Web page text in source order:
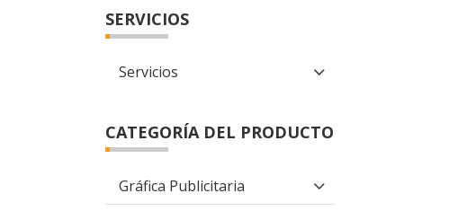
SERVICIOS
Servicios
CATEGORÍA DEL PRODUCTO
Gráfica Publicitaria